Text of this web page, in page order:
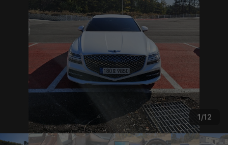
1/12